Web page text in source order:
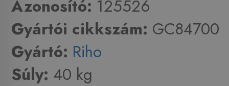
Azonosító: 125526
Gyártói cikkszám: GC84700
Gyártó: Riho
Súly: 40 kg